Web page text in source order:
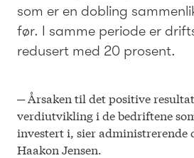
Arkiv Cookie Policy
som er en dobling
før. I samme periode er
redusert med 20 prosent.
─ Årsaken til det positive
verdiutvikling i de bedriftene
investert i, sier
Haakon Jensen.